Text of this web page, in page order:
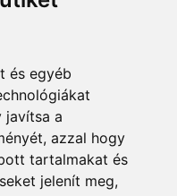
és egyéb
javítsa a
azzal hogy
tartalmakat és
jelenít meg,
módok